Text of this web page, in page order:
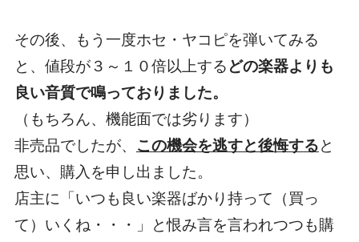
その後、もう一度ホセ・ヤコピを弾いてみる
と、値段が３～１０倍以上する どの楽器よりも
良い音質で鳴っておりました。
（もちろん、機能面では劣ります）
非売品でしたが、 この機会を逃すと後悔すると
思い、購入を申し出ました。
店主に「いつも良い楽器ばかり持って（買っ
て）いくね・・・」と恨み言を言われつつも購